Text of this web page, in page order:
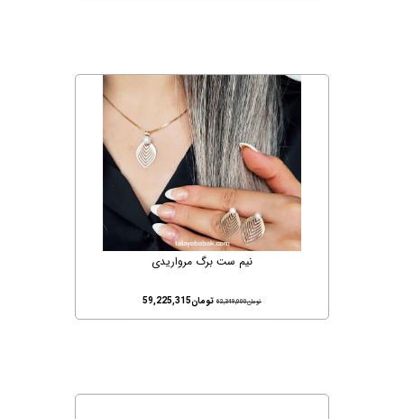
نیم ست برگ مرواریدی
تومان62,349,000 تومان59,225,315